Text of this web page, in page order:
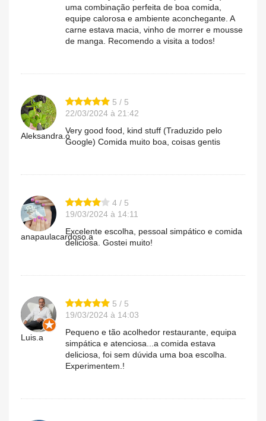
uma combinação perfeita de boa comida,
equipe calorosa e ambiente aconchegante. A
carne estava macia, vinho de morrer e mousse
de manga. Recomendo a visita a todos!
Aleksandra.o
5 / 5
22/03/2024 à 21:42
Very good food, kind stuff (Traduzido pelo
Google) Comida muito boa, coisas gentis
anapaulacardoso.a
4 / 5
19/03/2024 à 14:11
Excelente escolha, pessoal simpático e comida
deliciosa. Gostei muito!
Luis.a
5 / 5
19/03/2024 à 14:03
Pequeno e tão acolhedor restaurante, equipa
simpática e atenciosa...a comida estava
deliciosa, foi sem dúvida uma boa escolha.
Experimentem.!